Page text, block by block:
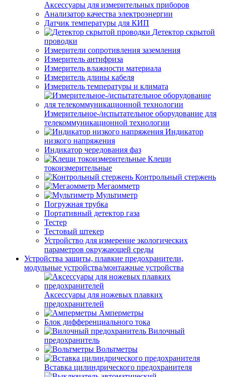
Аксессуары для измерительных приборов
Анализатор качества электроэнергии
Датчик температуры для КИП
Детектор скрытой
проводки
Измерители сопротивления заземления
Измеритель антифриза
Измеритель влажности материала
Измеритель длины кабеля
Измеритель температуры и климата
Измерительное-/испытательное оборудование для
телекоммуникационной технологии
Индикатор
низкого напряжения
Индикатор чередования фаз
Клещи
токоизмерительные
Контрольный стержень
Мегаомметр
Мультиметр
Погружная трубка
Портативный детектор газа
Тестер
Тестовый штекер
Устройство для измерение экологических
параметров окружающей среды
Устройства защиты, плавкие предохранители,
модульные устройства/монтажные устройства
Аксессуары для ножевых плавких
предохранителей
Амперметры
Блок дифференциального тока
Вилочный
предохранитель
Вольтметры
Вставка цилиндрического предохранителя